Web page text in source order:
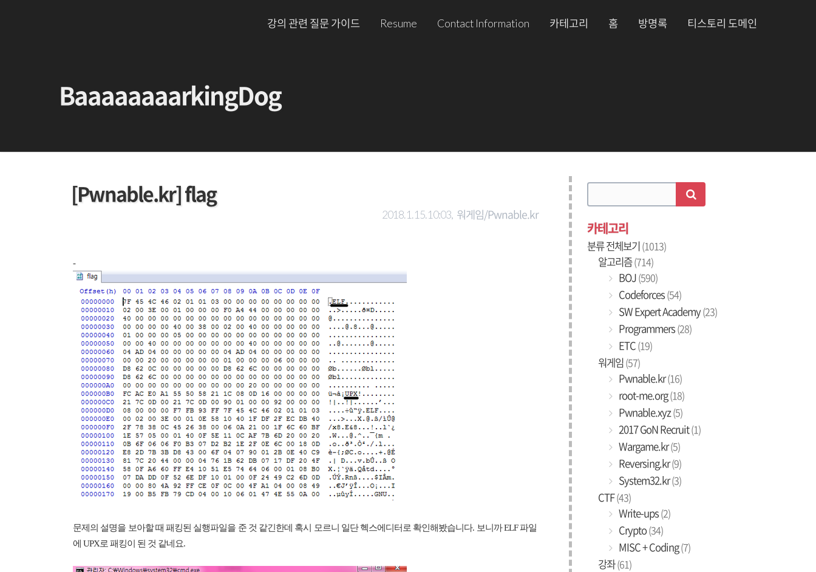
강의 관련 질문 가이드 Resume Contact Information 카테고리 홈 방명록 티스토리 도메인
BaaaaaaaarkingDog
[Pwnable.kr] flag
2018. 1. 15. 10:03, 워게임/Pwnable.kr
-
문제의 설명을 보아할 때 패킹된 실행파일을 준 것 같긴한데 혹시 모르니 일단 헥스에디터로 확인해봤습니다. 보니까 ELF 파일
에 UPX로 패킹이 된 것 같네요.
카테고리
분류 전체보기(1013)
알고리즘(714)
BOJ(590)
Codeforces(54)
SW Expert Academy(23)
Programmers(28)
ETC(19)
워게임(57)
Pwnable.kr(16)
root-me.org(18)
Pwnable.xyz(5)
2017 GoN Recruit(1)
Wargame.kr(5)
Reversing.kr(9)
System32.kr(3)
CTF(43)
Write-ups(2)
Crypto(34)
MISC + Coding(7)
강좌(61)